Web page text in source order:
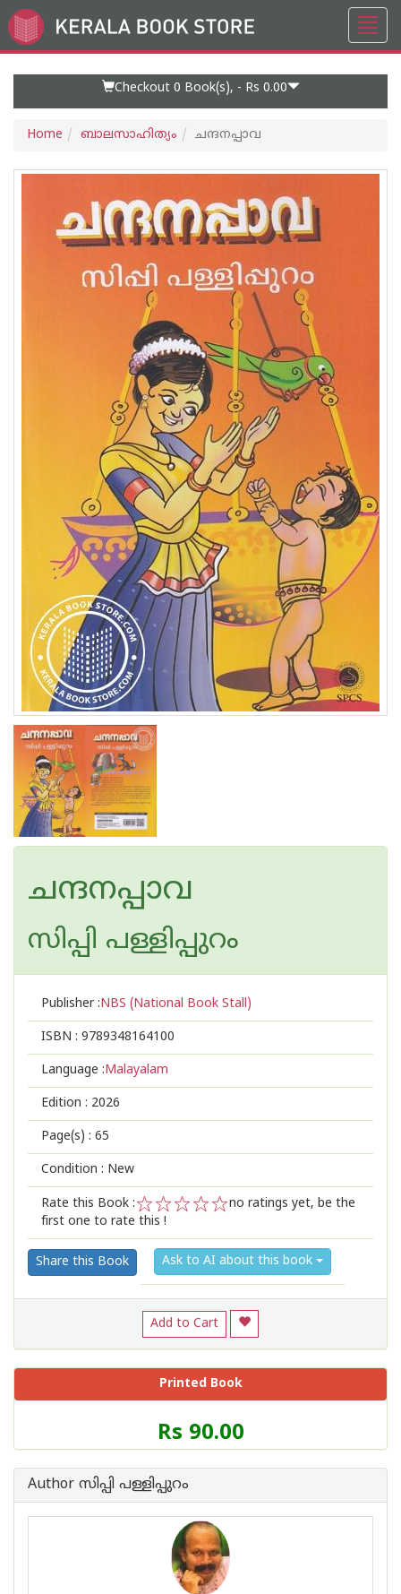
Go
to
Checkout 0 Book(s), - Rs 0.00
Home ബാലസാഹിത്യം ചന്ദനപ്പാവ
ചന്ദനപ്പാവ
സിപ്പി പള്ളിപ്പുറം
Publisher :NBS (National Book Stall)
ISBN : 9789348164100
Language :Malayalam
Edition : 2026
Page(s) : 65
Condition : New
Rate this Book :
2
1
no ratings yet, be the
first one to rate this !
Share this Book Ask to AI about this book
Add to Cart
Printed Book
Price
of
Book
is
Rs 90.00
Author സിപ്പി പള്ളിപ്പുറം